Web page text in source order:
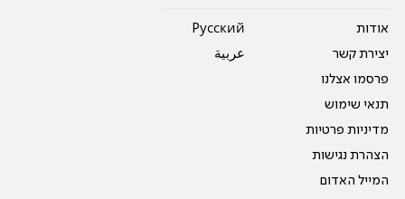
אודות
יצירת קשר
פרסמו אצלנו
תנאי שימוש
מדיניות פרטיות
הצהרת נגישות
המייל האדום
Pусский
عربية